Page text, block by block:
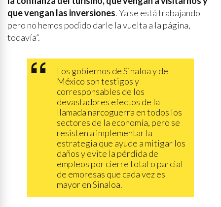
que vengan las inversiones. Ya se está trabajando
pero no hemos podido darle la vuelta a la página,
todavía”.
Los gobiernos de Sinaloa y de
México son testigos y
corresponsables de los
devastadores efectos de la
llamada narcoguerra en todos los
sectores de la economía, pero se
resisten a implementar la
estrategia que ayude a mitigar los
daños y evite la pérdida de
empleos por cierre total o parcial
de emoresas que cada vez es
mayor en Sinaloa.